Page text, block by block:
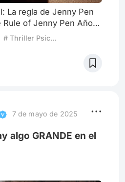
La regla de Jenny Pen
of Jenny Pen Año:
Duración: 103
Kent. Historia: Owen
un exjuez
marioneta infantil como
# Thriller Psicológico
7 de mayo de 2025
algo GRANDE en el